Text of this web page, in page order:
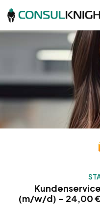
(m/w/d) – 24,00